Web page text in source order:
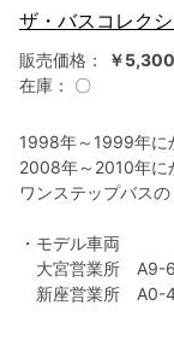
ザ・バスコレク
販売価格：
￥
在庫：
〇
1998年～1999年に
2008年～2010年に
ワンステップバスの
・モデル車両
大宮営業所 A9-
新座営業所 A0-